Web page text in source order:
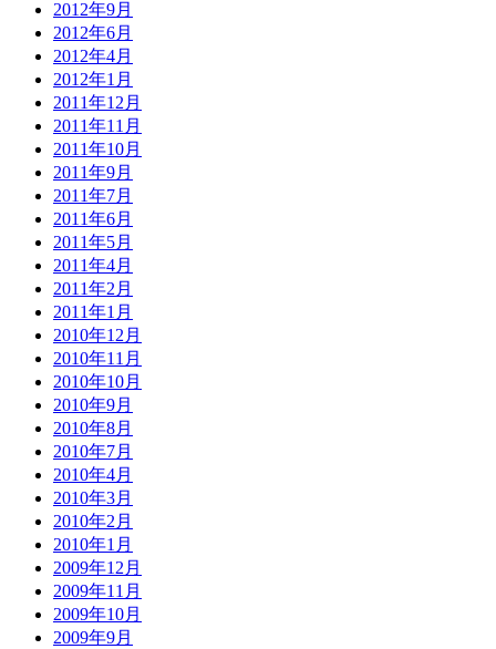
2012年9月
2012年6月
2012年4月
2012年1月
2011年12月
2011年11月
2011年10月
2011年9月
2011年7月
2011年6月
2011年5月
2011年4月
2011年2月
2011年1月
2010年12月
2010年11月
2010年10月
2010年9月
2010年8月
2010年7月
2010年4月
2010年3月
2010年2月
2010年1月
2009年12月
2009年11月
2009年10月
2009年9月